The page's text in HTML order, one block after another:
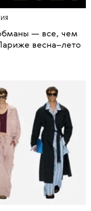
— все, чем
весна–лето